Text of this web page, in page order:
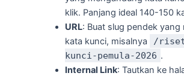
klik. Panjang ideal 140-150
URL: Buat slug pendek yang
kata kunci, misalnya
/
kunci-pemula-2026 .
Internal Link: Tautkan ke